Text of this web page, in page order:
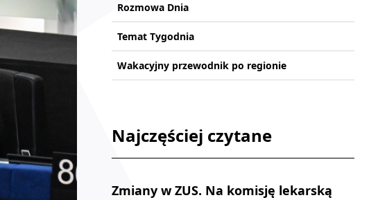
Rozmowa Dnia
Temat Tygodnia
Wakacyjny przewodnik po regionie
Najczęściej czytane
Zmiany w ZUS. Na komisję lekarską